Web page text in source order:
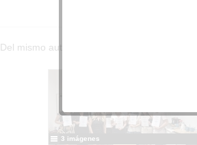
Del mismo autor…
3 imágenes